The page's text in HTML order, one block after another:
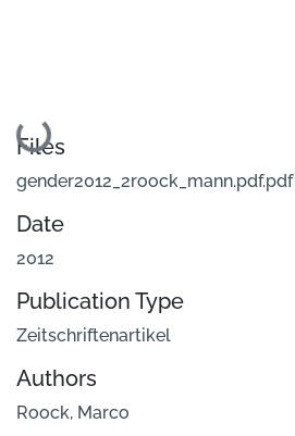
Loading...
Files
gender2012_2roock_mann.pdf.pdf
Date
2012
Publication Type
Zeitschriftenartikel
Authors
Roock, Marco